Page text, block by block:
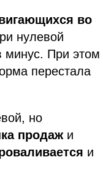
во
нулевой
минус. При этом
перестала
но
продажи
и